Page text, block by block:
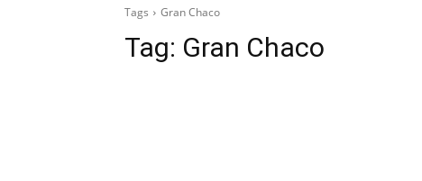
Tags Gran Chaco
Tag: Gran Chaco